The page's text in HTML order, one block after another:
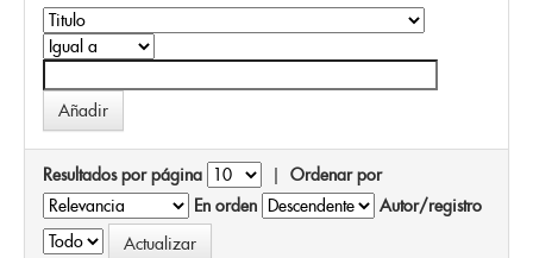
Resultados por página | Ordenar por
En orden
Autor/registro